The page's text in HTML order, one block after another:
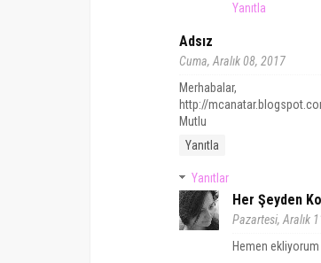
Yanıtla
Adsız
Cuma, Aralık 08, 2017
Merhabalar,
http://
Mutlu
Yanıtla
Yanıtlar
Her Şeyden
Pazartesi, Aralık
Hemen